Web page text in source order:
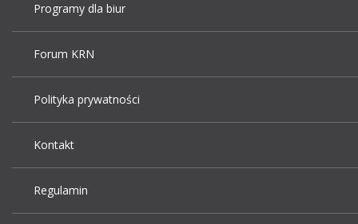
Programy dla biur
Forum KRN
Polityka prywatności
Kontakt
Regulamin